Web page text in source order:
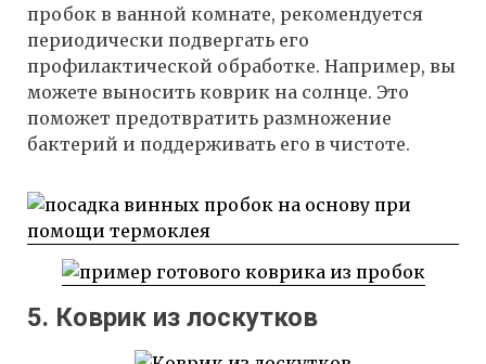
пробок в ванной комнате, рекомендуется
периодически подвергать его
профилактической обработке. Например, вы
можете выносить коврик на солнце. Это
поможет предотвратить размножение
бактерий и поддерживать его в чистоте.
5. Коврик из лоскутков